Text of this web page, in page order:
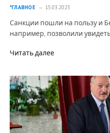
*ГЛАВНОЕ 15.03.2025
Санкции пошли на пользу и
например, позволили
Читать далее